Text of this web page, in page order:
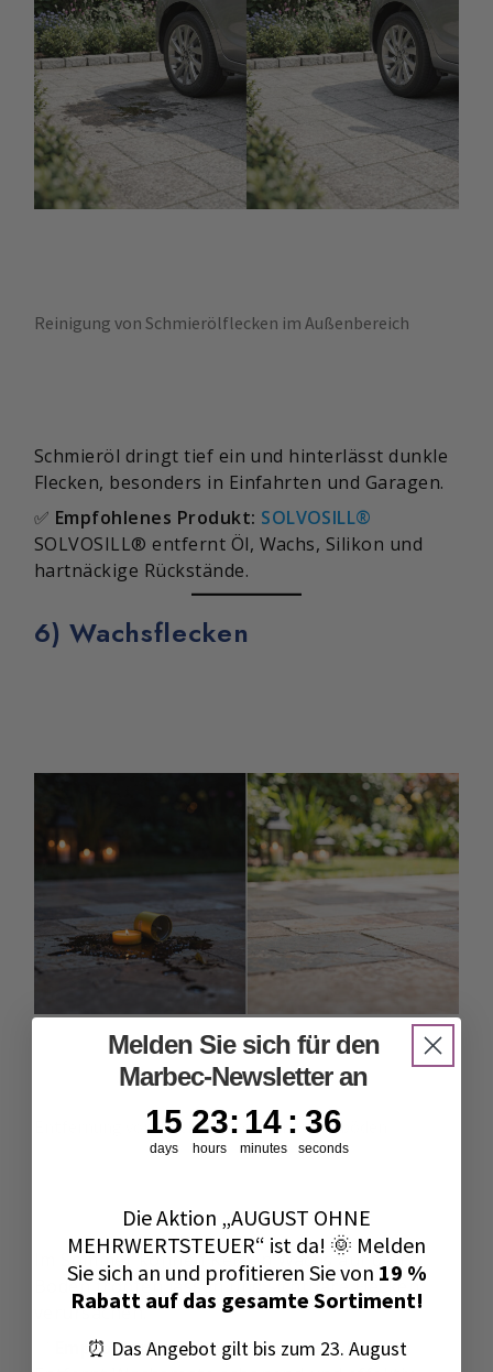
Reinigung von Schmierölflecken im Außenbereich
Schmieröl dringt tief ein und hinterlässt dunkle
Flecken, besonders in Einfahrten und Garagen.
✅ Empfohlenes Produkt: SOLVOSILL®
SOLVOSILL® entfernt Öl, Wachs, Silikon und
hartnäckige Rückstände.
6) Wachsflecken
Entfernung von Wachsflecken auf Außenböden
Im Sommer können Kerzen Wachs auf den
Boden tropfen lassen und sichtbare Flecken
verursachen.
Empfohlenes Produkt:SOLVOSILL®
Melden Sie sich für den
Marbec-Newsletter an
Countdown ends in:
15
15
days
23
23
hours
: 14
14
minutes
: 34
34
seconds
Die Aktion „AUGUST OHNE
MEHRWERTSTEUER“ ist da! 🌞 Melden
Sie sich an und profitieren Sie von 19 %
Rabatt auf das gesamte Sortiment!
⏰ Das Angebot gilt bis zum 23. August